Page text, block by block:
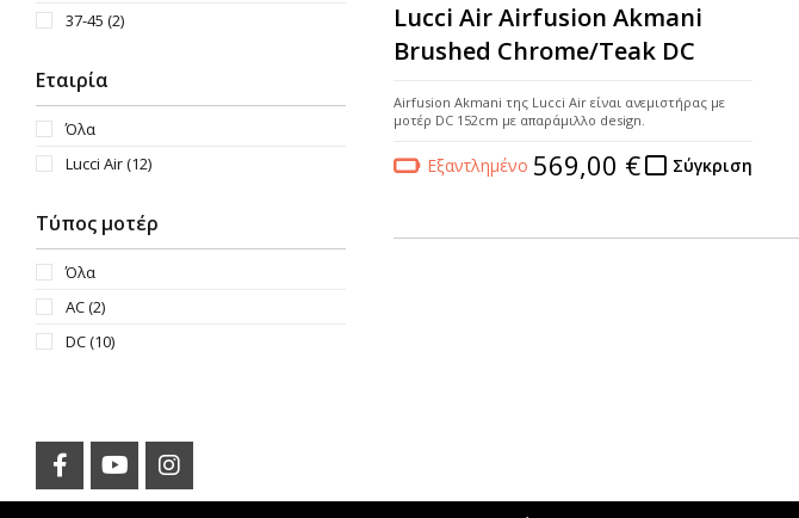
37-45 (2)
Εταιρία
Όλα
Lucci Air(12)
Τύπος μοτέρ
Όλα
AC(2)
DC(10)
Lucci Air Airfusion Akmani
Brushed Chrome/Teak DC
Airfusion Akmani της Lucci Air είναι ανεμιστήρας με
μοτέρ DC 152cm με απαράμιλλο design.
Εξαντλημένο Σύγκριση
569,00 €